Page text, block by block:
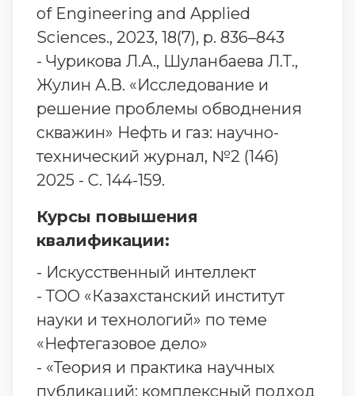
of Engineering and Applied
Sciences., 2023, 18(7), p. 836–843
- Чурикова Л.А., Шуланбаева Л.Т.,
Жулин А.В. «Исследование и
решение проблемы обводнения
скважин» Нефть и газ: научно-
технический журнал, №2 (146)
2025 - С. 144-159.
Курсы повышения
квалификации:
- Искусственный интеллект
- ТОО «Казахстанский институт
науки и технологий» по теме
«Нефтегазовое дело»
- «Теория и практика научных
публикаций: комплексный подход